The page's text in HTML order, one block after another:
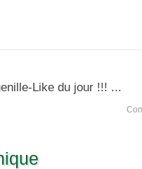
Like du jour !!! ...